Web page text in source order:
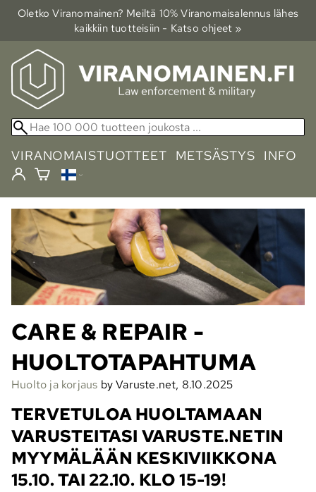
Oletko Viranomainen? Meiltä 10% Viranomais­alennus lähes
kaikkiin tuotteisiin - Katso ohjeet »
VIRANOMAISTUOTTEET METSÄSTYS INFO
CARE & REPAIR -
HUOLTOTAPAHTUMA
Huolto ja korjaus by Varuste.net, 8.10.2025
TERVETULOA HUOLTAMAAN
VARUSTEITASI VARUSTE.NETIN
MYYMÄLÄÄN KESKIVIIKKONA
15.10. TAI 22.10. KLO 15-19!